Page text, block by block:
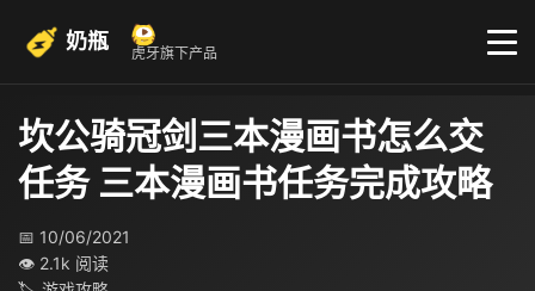
奶瓶 虎牙旗下产品
坎公骑冠剑三本漫画书怎么交
任务 三本漫画书任务完成攻略
📅 10/06/2021
👁 2.1k 阅读